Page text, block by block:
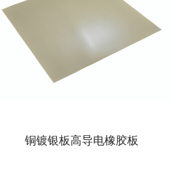
铜镀银板高导电橡胶板